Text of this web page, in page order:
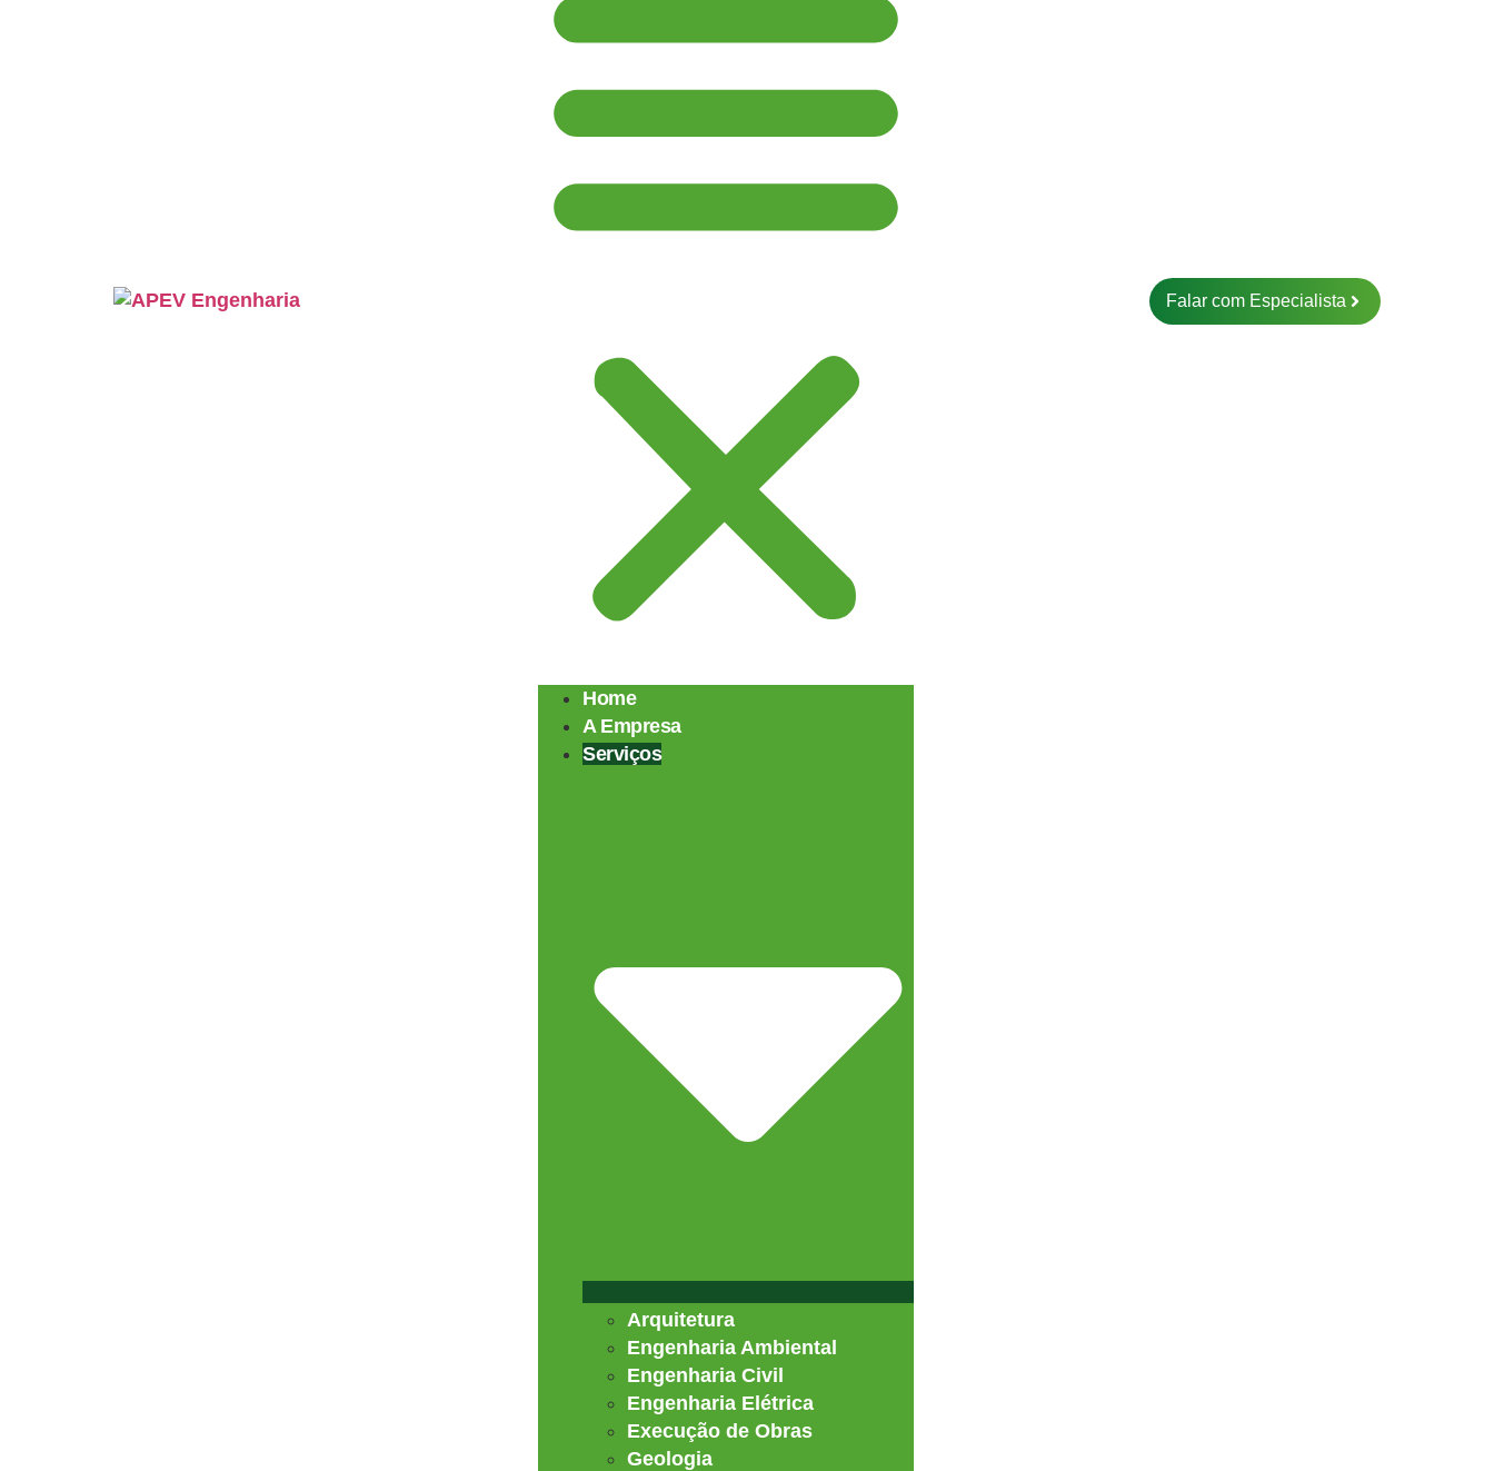
Home
A Empresa
Serviços
Arquitetura
Engenharia Ambiental
Engenharia Civil
Engenharia Elétrica
Execução de Obras
Geologia
Falar com Especialista